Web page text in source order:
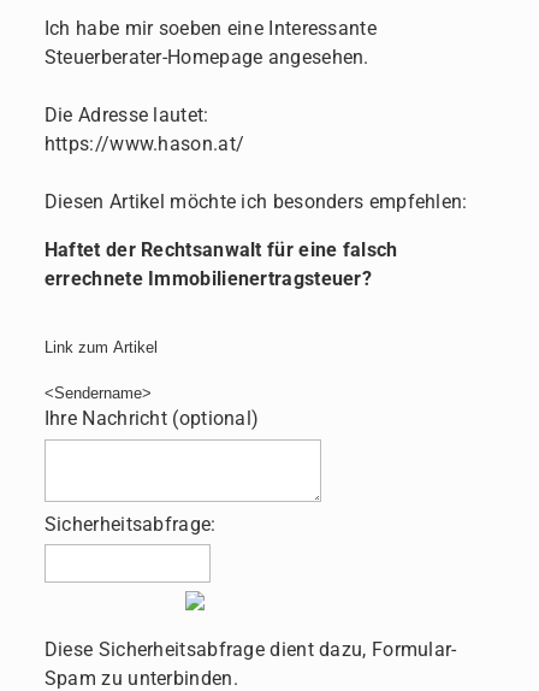
Ich habe mir soeben eine Interessante
Steuerberater-Homepage angesehen.
Die Adresse lautet:
https://www.hason.at/
Diesen Artikel möchte ich besonders empfehlen:
Haftet der Rechtsanwalt für eine falsch
errechnete Immobilienertragsteuer?
Link zum Artikel
<Sendername>
Ihre Nachricht (optional)
Sicherheitsabfrage:
Diese Sicherheitsabfrage dient dazu, Formular-
Spam zu unterbinden.